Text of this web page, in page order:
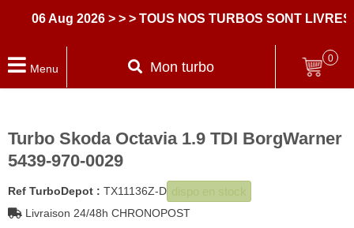
06 Aug 2026 > > > TOUS NOS TURBOS SONT LIVRES
Menu Mon turbo
0
Turbo Skoda Octavia 1.9 TDI BorgWarner
5439-970-0029
Ref TurboDepot : TX11136Z-D dispo en stock
Livraison 24/48h CHRONOPOST